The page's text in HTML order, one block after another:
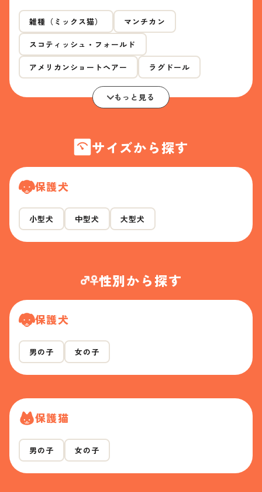
雑種（ミックス猫） マンチカン
スコティッシュ・フォールド
アメリカンショートヘアー ラグドール
もっと見る
サイズから探す
保護犬
小型犬 中型犬 大型犬
性別から探す
保護犬
男の子 女の子
保護猫
男の子 女の子